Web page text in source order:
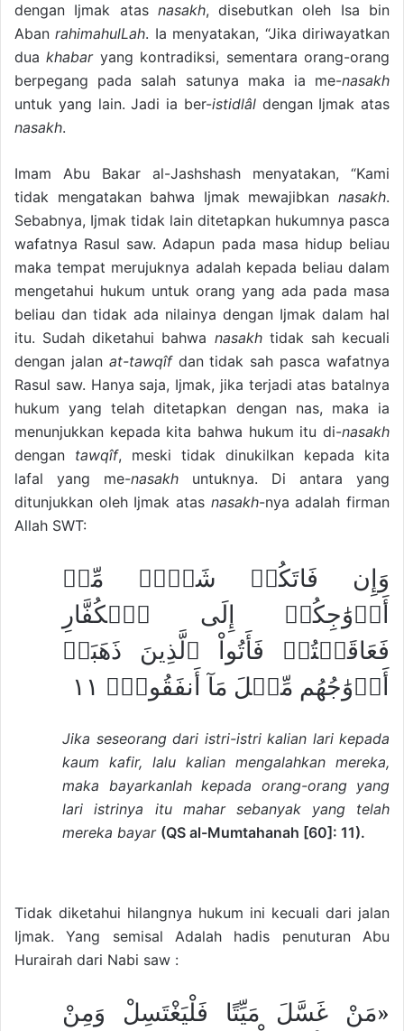
dengan Ijmak atas nasakh, disebutkan oleh Isa bin
AbanrahimahulLah. Ia menyatakan, “Jika diriwayatkan
duakhabaryang kontradiksi, sementara orang-orang
berpegang pada salah satunya maka ia me-nasakh
untuk yang lain. Jadi ia ber-istidlâldengan Ijmak atas
nasakh.
Imam Abu Bakar al-Jashshash menyatakan, “Kami
tidak mengatakan bahwa Ijmak mewajibkan nasakh.
Sebabnya, Ijmak tidak lain ditetapkan hukumnya pasca
wafatnya Rasul saw. Adapun pada masa hidup beliau
maka tempat merujuknya adalah kepada beliau dalam
mengetahui hukum untuk orang yang ada pada masa
beliau dan tidak ada nilainya dengan Ijmak dalam hal
itu. Sudah diketahui bahwa nasakhtidak sah kecuali
dengan jalan at-tawqîfdan tidak sah pasca wafatnya
Rasul saw. Hanya saja, Ijmak, jika terjadi atas batalnya
hukum yang telah ditetapkan dengan nas, maka ia
menunjukkan kepada kita bahwa hukum itu di-nasakh
dengan tawqîf, meski tidak dinukilkan kepada kita
lafal yang me-nasakh untuknya. Di antara yang
ditunjukkan oleh Ijmak atas nasakh-nya adalah firman
Allah SWT:
وَإِن فَاتَكُمۡ شَيۡءٞ مِّنۡ
أَزۡوَٰجِكُمۡ إِلَى ٱلۡكُفَّارِ
فَعَاقَبۡتُمۡ فَأَتُواْ ٱلَّذِينَ ذَهَبَتۡ
أَزۡوَٰجُهُم مِّثۡلَ مَآ أَنفَقُواْۚ ١١
Jika seseorang dari istri-istri kalian lari kepada
kaum kafir, lalu kalian mengalahkan mereka,
maka bayarkanlah kepada orang-orang yang
lari istrinya itu mahar sebanyak yang telah
mereka bayar (QS al-Mumtahanah [60]: 11).
Tidak diketahui hilangnya hukum ini kecuali dari jalan
Ijmak. Yang semisal Adalah hadis penuturan Abu
Hurairah dari Nabi saw :
«مَنْ غَسَّلَ مَيِّتًا فَلْيَغْتَسِلْ وَمِنْ